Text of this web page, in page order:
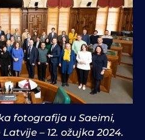
fotografija u Saeimi,
– 12. ožujka 2024.